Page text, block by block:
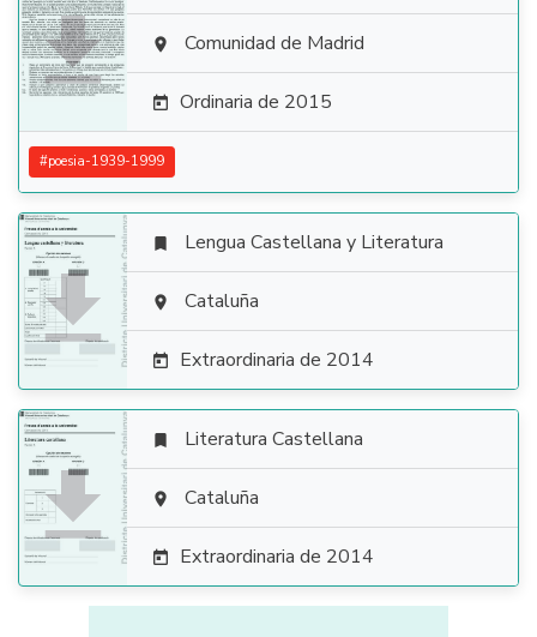
  Comunidad de Madrid
 Ordinaria de 2015
#poesia-1939-1999

 Lengua Castellana y Literatura
 Cataluña
 Extraordinaria de 2014

 Literatura Castellana
 Cataluña
 Extraordinaria de 2014